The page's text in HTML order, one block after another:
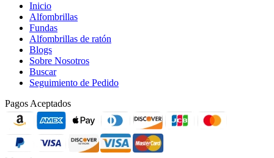
Inicio
Alfombrillas
Fundas
Alfombrillas de ratón
Blogs
Sobre Nosotros
Buscar
Seguimiento de Pedido
Pagos Aceptados